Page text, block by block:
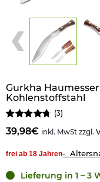
Gurkha
Kohlenstoffstahl
(3)
39,98€ inkl. MwSt zzgl.
frei ab 18 Jahren-
Lieferung in 1 – 3